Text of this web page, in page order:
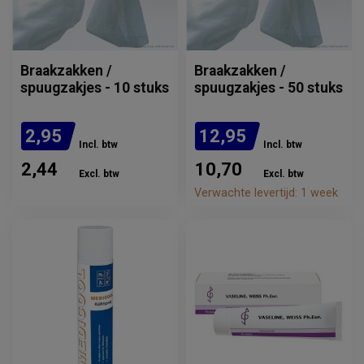
Braakzakken /
spuugzakjes - 10 stuks
2,95 Incl. btw
2,44 Excl. btw
Braakzakken /
spuugzakjes - 50 stuks
12,95 Incl. btw
10,70 Excl. btw
Verwachte levertijd: 1 week